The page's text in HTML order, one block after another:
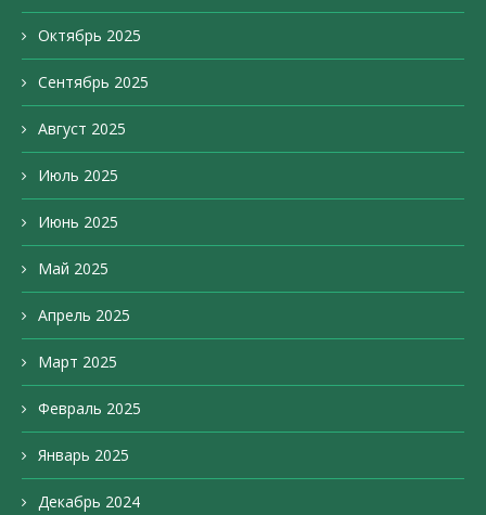
Октябрь 2025
Сентябрь 2025
Август 2025
Июль 2025
Июнь 2025
Май 2025
Апрель 2025
Март 2025
Февраль 2025
Январь 2025
Декабрь 2024